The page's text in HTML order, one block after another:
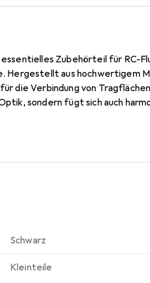
Zubehörteil für RC-
Hergestellt aus hochwertigem
die Verbindung von
sondern fügt sich auch
des Flugs gewährleistet sind.
die für den
eine wertvolle Investition für
Schwarz
Kleinteile